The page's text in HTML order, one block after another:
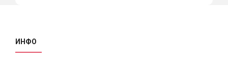
ИНФО